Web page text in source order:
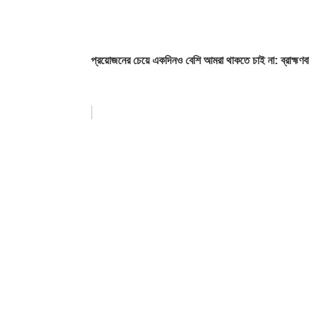
প্রয়োজনের চেয়ে একদিনও বেশি আমরা থাকতে চাই না: